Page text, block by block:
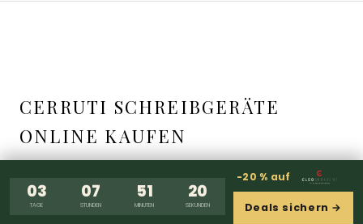
CERRUTI SCHREIBGERÄTE
ONLINE KAUFEN
03
TAGE
07
STUNDEN
51
MINUTEN
20
SEKUNDEN
-20 % auf
Deals sichern →